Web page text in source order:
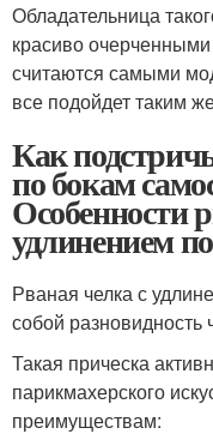
Обладательница
красиво
считаются самыми
все подойдет таким
Как
по бокам
Особенности
удлинением
Рваная челка с
собой
Такая прическа
парикмахерского
преимуществам: